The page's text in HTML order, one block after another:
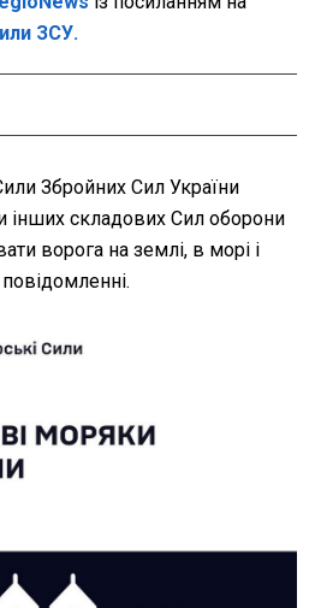
ЗСУ.
Збройних Сил України
інших складових Сил оборони
ворога на землі, в морі і